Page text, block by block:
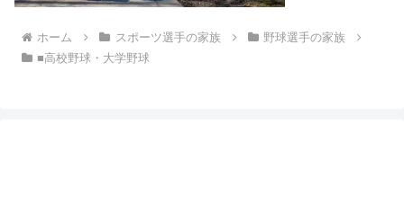
ホーム スポーツ選手の家族
野球選手の家族
■高校野球・大学野球